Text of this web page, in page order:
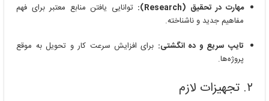
مهارت در تحقیق (Research):
توانایی یافتن منابع معتبر برای فهم
مفاهیم جدید و ناشناخته.
تایپ سریع و ده انگشتی: برای افزایش سرعت کار و تحویل به موقع
پروژه‌ها.
۲. تجهیزات لازم